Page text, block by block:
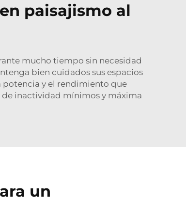
paisajismo al
mucho tiempo sin necesidad
bien cuidados sus espacios
y el rendimiento que
de inactividad mínimos y máxima
un